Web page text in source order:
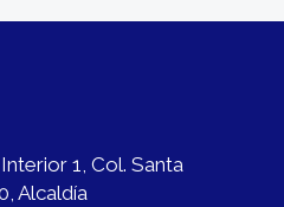
1, Col. Santa
Alcaldía